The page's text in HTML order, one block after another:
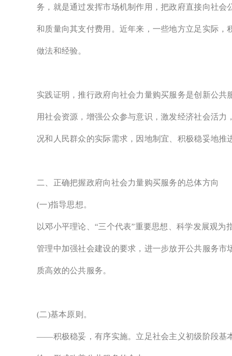
务，就是通过发挥市场机制作用，把政府直接向社
和质量向其支付费用。近年来，一些地方立足实际
做法和经验。
实践证明，推行政府向社会力量购买服务是创新公
用社会资源，增强公众参与意识，激发经济社会活
况和人民群众的实际需求，因地制宜、积极稳妥地推
二、正确把握政府向社会力量购买服务的总体方向
(一)指导思想。
以邓小平理论、“三个代表”重要思想、科学发展观
管理中加强社会建设的要求，进一步放开公共服务
质高效的公共服务。
(二)基本原则。
——积极稳妥，有序实施。立足社会主义初级阶段基